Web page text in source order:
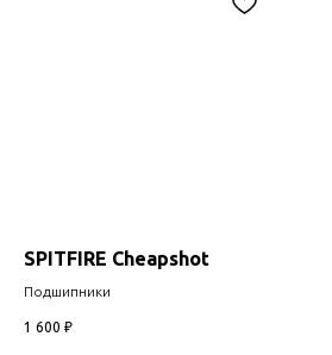
SPITFIRE Cheapshot
Подшипники
1 600 ₽